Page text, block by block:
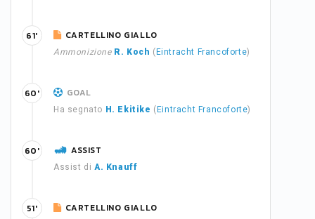
CARTELLINO GIALLO
Ammonizione R. Koch ( Eintracht Francoforte)
61'
GOAL
Ha segnato H. Ekitike ( Eintracht Francoforte)
60'
ASSIST
Assist di A. Knauff
60'
CARTELLINO GIALLO
51'